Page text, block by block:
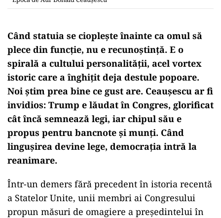
Când statuia se cioplește înainte ca omul să
plece din funcție, nu e recunoștință. E o
spirală a cultului personalității, acel vortex
istoric care a înghițit deja destule popoare.
Noi știm prea bine ce gust are. Ceaușescu ar fi
invidios: Trump e lăudat în Congres, glorificat
cât încă semnează legi, iar chipul său e
propus pentru bancnote și munți. Când
lingușirea devine lege, democrația intră la
reanimare.
Într-un demers fără precedent în istoria recentă
a Statelor Unite, unii membri ai Congresului
propun măsuri de omagiere a președintelui în